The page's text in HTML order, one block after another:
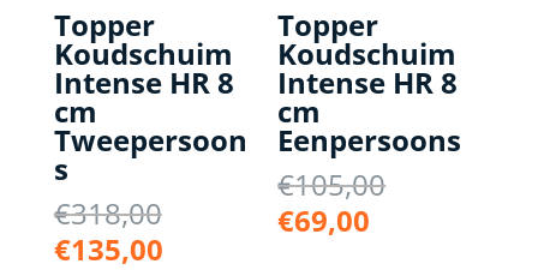
Topper
Koudschuim
Intense HR 8
cm
Tweepersoon
s
€318,00Oorspronkelijke
prijs
€135,00Huidige
Topper
Koudschuim
Intense HR 8
cm
Eenpersoons
€105,00
€69,00